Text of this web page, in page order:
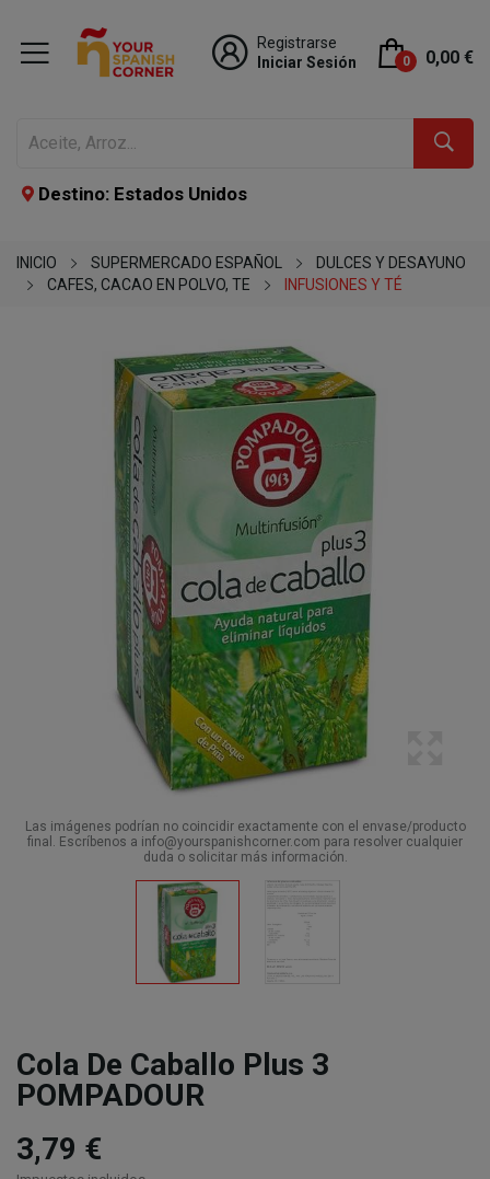
Registrarse
Iniciar Sesión
0 0,00 €
Destino: Estados Unidos
INICIO SUPERMERCADO ESPAÑOL
DULCES Y DESAYUNO
CAFES, CACAO EN POLVO, TE
INFUSIONES Y TÉ
Las imágenes podrían no coincidir exactamente con el envase/producto
final. Escríbenos a info@yourspanishcorner.com para resolver cualquier
duda o solicitar más información.
Cola De Caballo Plus 3
POMPADOUR
3,79 €